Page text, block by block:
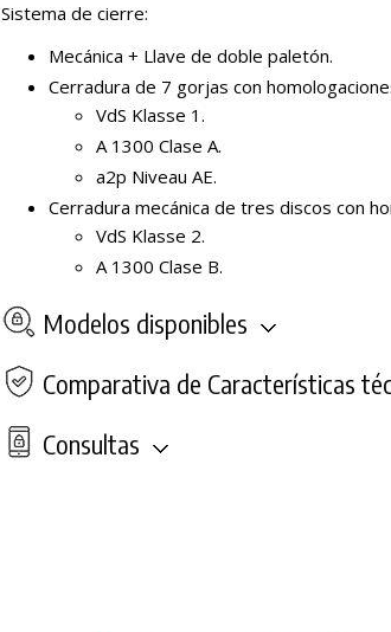
Sistema de cierre:
Mecánica + Llave de doble paletón.
Cerradura de 7 gorjas con
VdS Klasse 1.
A 1300 Clase A.
a2p Niveau AE.
Cerradura mecánica de tres discos con
VdS Klasse 2.
A 1300 Clase B.
Modelos disponibles
Comparativa de Características
Consultas